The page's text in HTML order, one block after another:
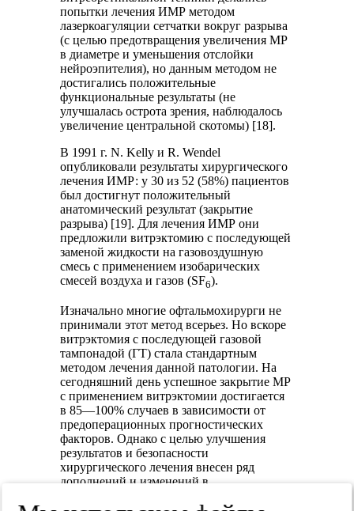
попытки лечения ИМР методом
лазеркоагуляции сетчатки вокруг разрыва
(с целью предотвращения увеличения МР
в диаметре и уменьшения отслойки
нейроэпителия), но данным методом не
достигались положительные
функциональные результаты (не
улучшалась острота зрения, наблюдалось
увеличение центральной скотомы) [18].
В 1991 г. N. Kelly и R. Wendel
опубликовали результаты хирургического
лечения ИМР: у 30 из 52 (58%) пациентов
был достигнут положительный
анатомический результат (закрытие
разрыва) [19]. Для лечения ИМР они
предложили витрэктомию с последующей
заменой жидкости на газовоздушную
смесь с применением изобарических
смесей воздуха и газов (SF6).
Изначально многие офтальмохирурги не
принимали этот метод всерьез. Но вскоре
витрэктомия с последующей газовой
тампонадой (ГТ) стала стандартным
методом лечения данной патологии. На
сегодняшний день успешное закрытие МР
с применением витрэктомии достигается
в 85—100% случаев в зависимости от
предоперационных прогностических
факторов. Однако с целью улучшения
результатов и безопасности
хирургического лечения внесен ряд
дополнений и изменений в